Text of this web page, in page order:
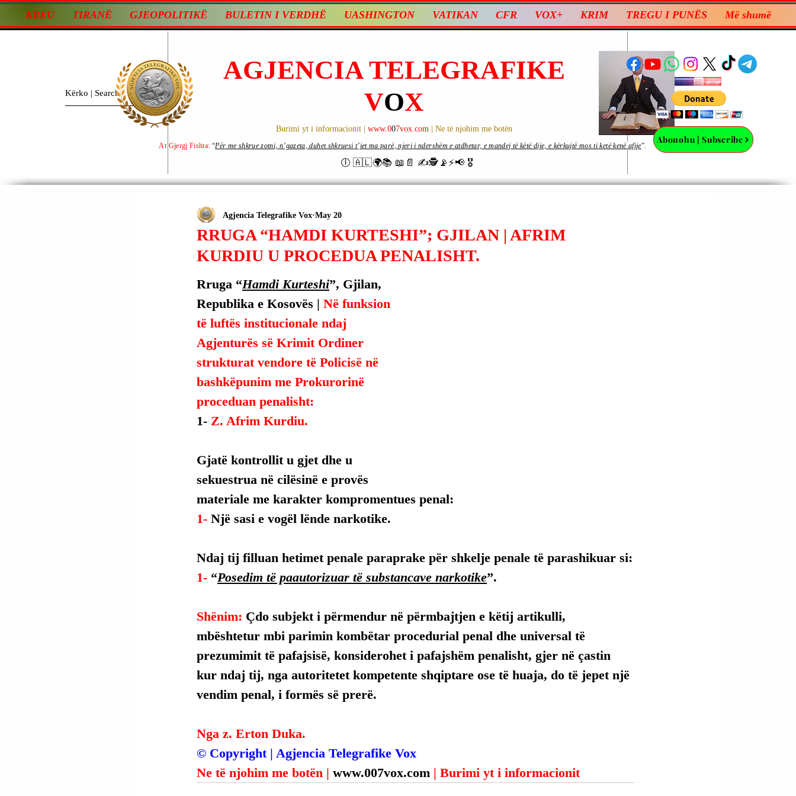
KREU TIRANË GJEOPOLITIKË BULETIN I VERDHË UASHINGTON VATIKAN CFR VOX+ KRIM TREGU I PUNËS Më shumë
AGJENCIA TELEGRAFIKE
VOX
Burimi yt i informacionit | www.007vox.com | Ne të njohim me botën
🕕 🇦🇱🌍📚 📖📄 ✍🕵️📡⚡️📢 🎖
Abonohu | Subscribe
At Gjergj Fishta: “Për me shkrue zotni, n’gazeta, duhet shkruesi t’jet ma parë, njeri i ndershëm e atdhetar, e mandej të këtë dije, e kërkujtë mos ti ketë kenë afije”.
RRUGA “HAMDI KURTESHI”; GJILAN | AFRIM
KURDIU U PROCEDUA PENALISHT.
Agjencia Telegrafike Vox May 20
Rruga “Hamdi Kurteshi”, Gjilan,
Republika e Kosovës | Në funksion
të luftës institucionale ndaj
Agjenturës së Krimit Ordiner
strukturat vendore të Policisë në
bashkëpunim me Prokurorinë
proceduan penalisht:
1- Z. Afrim Kurdiu.
Gjatë kontrollit u gjet dhe u
sekuestrua në cilësinë e provës
materiale me karakter kompromentues penal:
1- Një sasi e vogël lënde narkotike.
Ndaj tij filluan hetimet penale paraprake për shkelje penale të parashikuar si:
1- “Posedim të paautorizuar të substancave narkotike”.
Shënim: Çdo subjekt i përmendur në përmbajtjen e këtij artikulli,
mbështetur mbi parimin kombëtar procedurial penal dhe universal të
prezumimit të pafajsisë, konsiderohet i pafajshëm penalisht, gjer në çastin
kur ndaj tij, nga autoritetet kompetente shqiptare ose të huaja, do të jepet një
vendim penal, i formës së prerë.
Nga z. Erton Duka.
© Copyright | Agjencia Telegrafike Vox
Ne të njohim me botën | www.007vox.com | Burimi yt i informacionit